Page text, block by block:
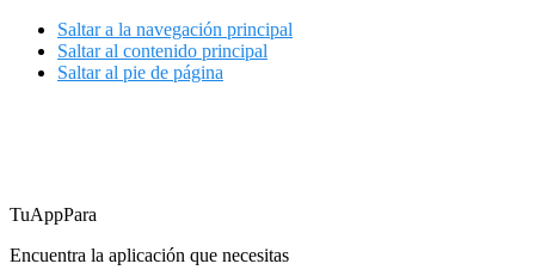
Saltar a la navegación principal
Saltar al contenido principal
Saltar al pie de página
TuAppPara
Encuentra la aplicación que necesitas